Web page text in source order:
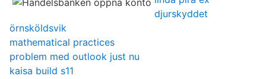
djurskyddet
örnsköldsvik
mathematical practices
problem med outlook just nu
kaisa build s11